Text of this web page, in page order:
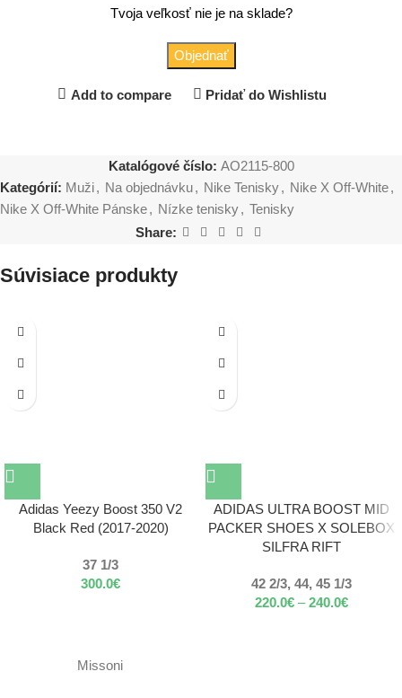
Tvoja veľkosť nie je na sklade?
Objednať
Add to compare Pridať do Wishlistu
Katalógové číslo: AO2115-800
Kategórií: Muži, Na objednávku, Nike Tenisky, Nike X Off-White,
Nike X Off-White Pánske, Nízke tenisky, Tenisky
Share:
Súvisiace produkty
Adidas Yeezy Boost 350 V2
Black Red (2017-2020)
37 1/3
300.0€
ADIDAS ULTRA BOOST MID
PACKER SHOES X SOLEBOX
SILFRA RIFT
42 2/3, 44, 45 1/3
220.0€ – 240.0€
Missoni